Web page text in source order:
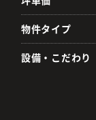
物件タイプ
設備・こだわり